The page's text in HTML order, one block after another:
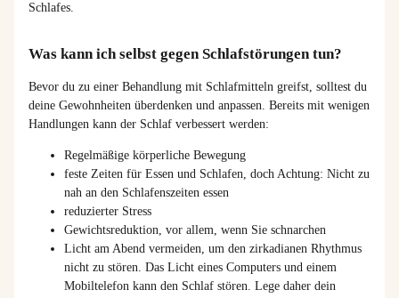
Schlafes.
Was kann ich selbst gegen Schlafstörungen tun?
Bevor du zu einer Behandlung mit Schlafmitteln greifst, solltest du
deine Gewohnheiten überdenken und anpassen. Bereits mit wenigen
Handlungen kann der Schlaf verbessert werden:
Regelmäßige körperliche Bewegung
feste Zeiten für Essen und Schlafen, doch Achtung: Nicht zu
nah an den Schlafenszeiten essen
reduzierter Stress
Gewichtsreduktion, vor allem, wenn Sie schnarchen
Licht am Abend vermeiden, um den zirkadianen Rhythmus
nicht zu stören. Das Licht eines Computers und einem
Mobiltelefon kann den Schlaf stören. Lege daher dein